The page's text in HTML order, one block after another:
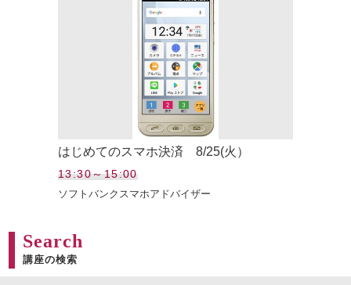
はじめてのスマホ決済 8/25(火）
13:30～15:00
ソフトバンクスマホアドバイザー
Search
講座の検索